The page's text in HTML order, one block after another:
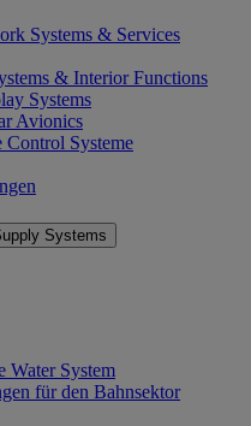
Systems & Services
& Interior Functions
Systems
Avionics
Systeme
Systems
Water System
für den Bahnsektor